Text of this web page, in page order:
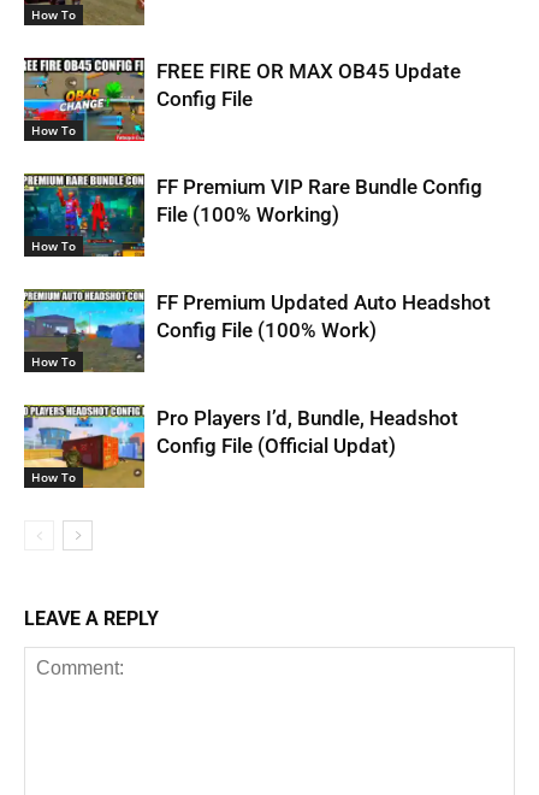
How To
How To
FREE FIRE OR MAX OB45 Update
Config File
How To
FF Premium VIP Rare Bundle Config
File (100% Working)
How To
FF Premium Updated Auto Headshot
Config File (100% Work)
How To
Pro Players I’d, Bundle, Headshot
Config File (Official Updat)
LEAVE A REPLY